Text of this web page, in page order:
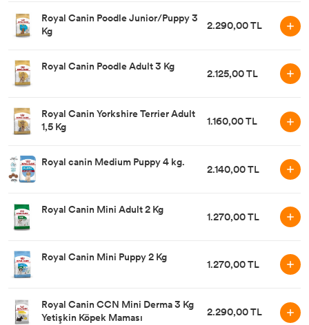
Royal Canin Poodle Junior/Puppy 3
Kg
2.290,00 TL
Royal Canin Poodle Adult 3 Kg
2.125,00 TL
Royal Canin Yorkshire Terrier Adult
1,5 Kg
1.160,00 TL
Royal canin Medium Puppy 4 kg.
2.140,00 TL
Royal Canin Mini Adult 2 Kg
1.270,00 TL
Royal Canin Mini Puppy 2 Kg
1.270,00 TL
Royal Canin CCN Mini Derma 3 Kg
Yetişkin Köpek Maması
2.290,00 TL